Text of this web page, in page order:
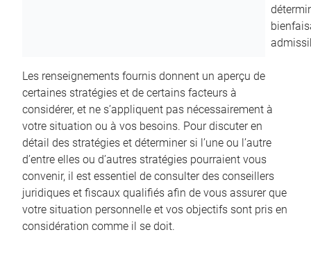
Les renseignements fournis donnent un aperçu de
certaines stratégies et de certains facteurs à
considérer, et ne s’appliquent pas nécessairement à
votre situation ou à vos besoins. Pour discuter en
détail des stratégies et déterminer si l’une ou l’autre
d’entre elles ou d’autres stratégies pourraient vous
convenir, il est essentiel de consulter des conseillers
juridiques et fiscaux qualifiés afin de vous assurer que
votre situation personnelle et vos objectifs sont pris en
considération comme il se doit.